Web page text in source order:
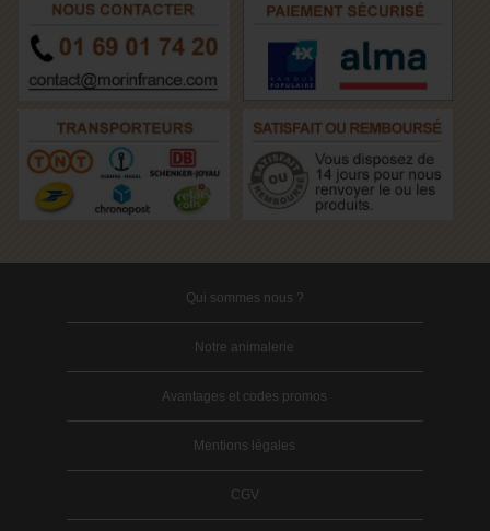
Qui sommes nous ?
Notre animalerie
Avantages et codes promos
Mentions légales
CGV